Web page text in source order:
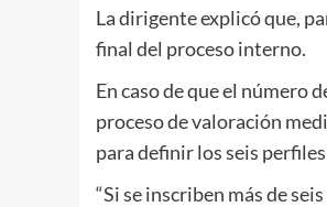
La dirigente explicó que,
final del proceso interno.
En caso de que el número
proceso de valoración
para definir los seis
“Si se inscriben más de